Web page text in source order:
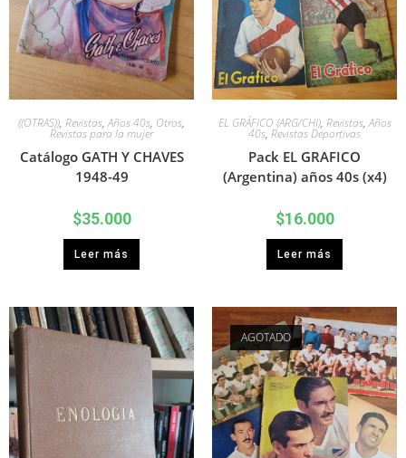
((OTRAS)), Revistas,Años 40s, Otros,
Revistas para la mujer
Catálogo GATH Y CHAVES
1948-49
$35.000
Leer más
EL GRÁFICO (ARG/CHI), Revistas,Años
40s, Revistas Deportivas
Pack EL GRAFICO
(Argentina) años 40s (x4)
$16.000
Leer más
AGOTADO